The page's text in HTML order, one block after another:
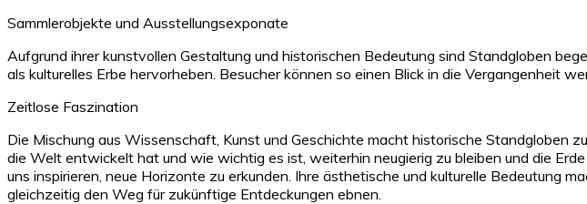
Sammlerobjekte und Ausstellungsexponate
Aufgrund ihrer kunstvollen Gestaltung und historischen Bedeutung sind Standgloben
als kulturelles Erbe hervorheben. Besucher können so einen Blick in die Vergangenheit
Zeitlose Faszination
Die Mischung aus Wissenschaft, Kunst und Geschichte macht historische Standgloben
die Welt entwickelt hat und wie wichtig es ist, weiterhin neugierig zu bleiben und die
uns inspirieren, neue Horizonte zu erkunden. Ihre ästhetische und kulturelle Bedeutung
gleichzeitig den Weg für zukünftige Entdeckungen ebnen.